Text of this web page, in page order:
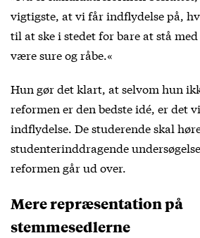
vigtigste, at vi får indflydelse på,
til at ske i stedet for bare at stå
være sure og råbe.«
Hun gør det klart, at selvom hun
reformen er den bedste idé, er det
indflydelse. De studerende skal
studenterinddragende
reformen går ud over.
Mere repræsentation på
stemmesedlerne